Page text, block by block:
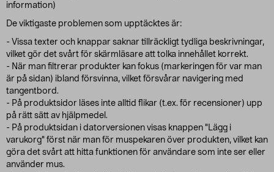
information)
De viktigaste problemen som upptäcktes är:
- Vissa texter och knappar saknar tillräckligt tydliga beskrivningar,
vilket gör det svårt för skärmläsare att tolka innehållet korrekt.
- När man filtrerar produkter kan fokus (markeringen för var man
är på sidan) ibland försvinna, vilket försvårar navigering med
tangentbord.
- På produktsidor läses inte alltid flikar (t.ex. för recensioner) upp
på rätt sätt av hjälpmedel.
- På produktsidan i datorversionen visas knappen "Lägg i
varukorg" först när man för muspekaren över produkten, vilket kan
göra det svårt att hitta funktionen för användare som inte ser eller
använder mus.